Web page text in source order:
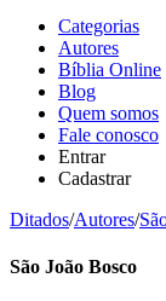
Categorias
Autores
Bíblia Online
Blog
Quem somos
Fale conosco
Entrar
Cadastrar
Ditados/Autores/
São João Bosco